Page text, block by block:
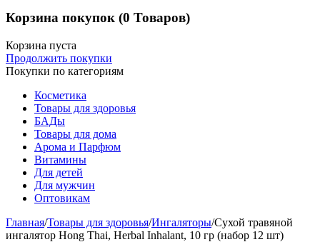
Корзина покупок (0 Товаров)
Корзина пуста
Продолжить покупки
Покупки по категориям
Косметика
Товары для здоровья
БАДы
Товары для дома
Арома и Парфюм
Витамины
Для детей
Для мужчин
Оптовикам
Главная/Товары для здоровья/Ингаляторы/Сухой травяной
ингалятор Hong Thai, Herbal Inhalant, 10 гр (набор 12 шт)